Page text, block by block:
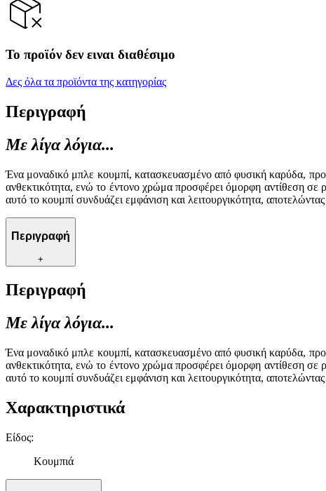
Το προϊόν δεν ειναι διαθέσιμο
Δες όλα τα προϊόντα της κατηγορίας
Περιγραφή
Με λίγα λόγια...
Ένα μοναδικό μπλε κουμπί, κατασκευασμένο από φυσική καρύδα,
ανθεκτικότητα, ενώ το έντονο χρώμα προσφέρει όμορφη αντίθεση σε
αυτό το κουμπί συνδυάζει εμφάνιση και λειτουργικότητα,
Περιγραφή
+
Περιγραφή
Με λίγα λόγια...
Ένα μοναδικό μπλε κουμπί, κατασκευασμένο από φυσική καρύδα,
ανθεκτικότητα, ενώ το έντονο χρώμα προσφέρει όμορφη αντίθεση σε
αυτό το κουμπί συνδυάζει εμφάνιση και λειτουργικότητα,
Χαρακτηριστικά
Είδος:
Κουμπιά